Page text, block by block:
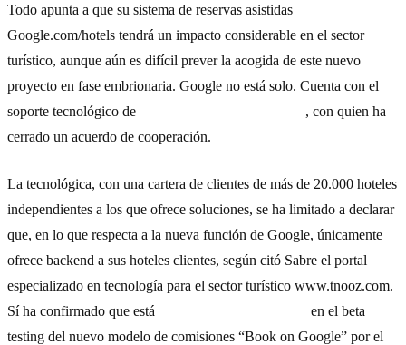
Todo apunta a que su sistema de reservas asistidas
Google.com/hotels tendrá un impacto considerable en el sector
turístico, aunque aún es difícil prever la acogida de este nuevo
proyecto en fase embrionaria. Google no está solo. Cuenta con el
soporte tecnológico de
, con quien ha
cerrado un acuerdo de cooperación.
La tecnológica, con una cartera de clientes de más de 20.000 hoteles
independientes a los que ofrece soluciones, se ha limitado a declarar
que, en lo que respecta a la nueva función de Google, únicamente
ofrece backend a sus hoteles clientes, según citó Sabre el portal
especializado en tecnología para el sector turístico www.tnooz.com.
Sí ha confirmado que está
en el beta
testing del nuevo modelo de comisiones “Book on Google” por el